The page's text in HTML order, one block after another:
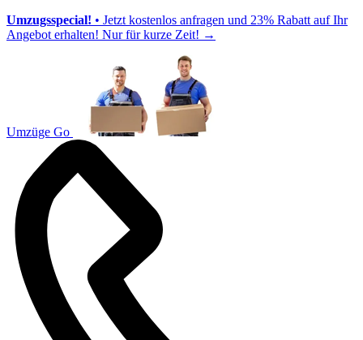
Umzugsspecial! • Jetzt kostenlos anfragen und 23% Rabatt auf Ihr
Angebot erhalten! Nur für kurze Zeit! →
Umzüge Go